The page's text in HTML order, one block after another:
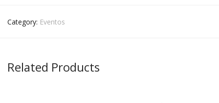
Category: Eventos
Related Products